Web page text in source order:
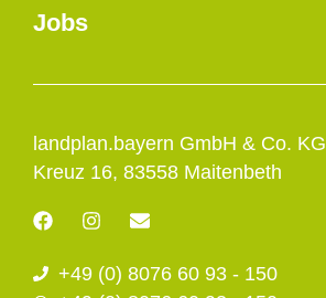
landplan.bayern GmbH & Co. KG
Kreuz 16, 83558 Maitenbeth
F
a
e
I
n
t
E
e
+49 (0) 8076 60 93 - 150
Jobs